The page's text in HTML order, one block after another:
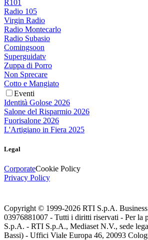
R101
Radio 105
Virgin Radio
Radio Montecarlo
Radio Subasio
Comingsoon
Superguidatv
Zuppa di Porro
Non Sprecare
Cotto e Mangiato
Eventi
Identità Golose 2026
Salone del Risparmio 2026
Fuorisalone 2026
L'Artigiano in Fiera 2025
Legal
CorporateCookie Policy
Privacy Policy
Copyright © 1999-2026 RTI S.p.A.
03976881007 - Tutti i diritti riservati - Per la
S.p.A. - RTI S.p.A., Mediaset N.V., sede
Bassi) - Uffici Viale Europa 46, 20093